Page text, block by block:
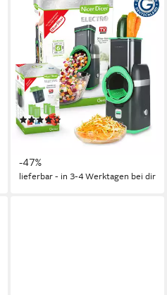
Gemüseschneider Nicer Dicer
Electro Deluxe 32 tlg,
Gemüsehobel elektrisch, 9
Einsätze
80 W Leistung
Netzkabel Betriebsart
Edelstahl Material Messer
129,94 € UVP244,95 €
mtl. in 12 Raten
-47%
lieferbar - in 3-4 Werktagen bei dir